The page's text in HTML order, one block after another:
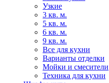
Узкие
3 кв. м.
5 кв. м.
6 кв. м.
9 кв. м.
Все для кухни
Варианты отделки
Мойки и смесители
Техника для кухни